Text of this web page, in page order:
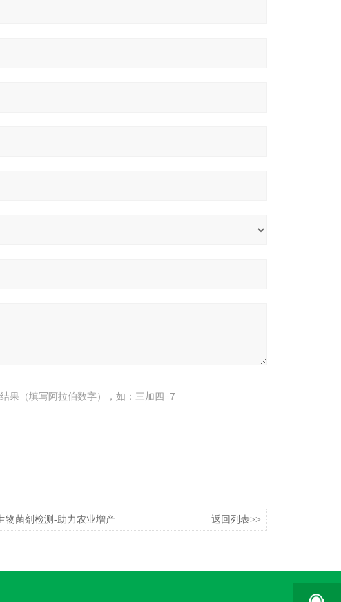
果（填写阿拉伯数字），如：三加四=7
物菌剂检测-助力农业增产 返回列表>>